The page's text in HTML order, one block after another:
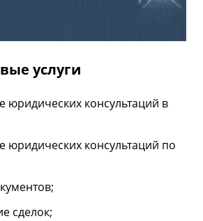
услуги
юридических консультаций в
юридических консультаций по
сделок;